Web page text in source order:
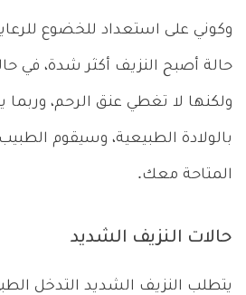
وكوني على استعداد للخضوع
حالة أصبح النزيف أكثر شدة، في
ولكنها لا تغطي عنق الرحم، وربما
بالولادة الطبيعية، وسيقوم
المتاحة معك.
حالات النزيف الشديد
يتطلب النزيف الشديد التدخل